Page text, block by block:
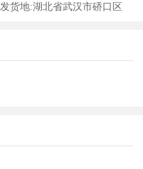
发货地:湖北省武汉市硚口区